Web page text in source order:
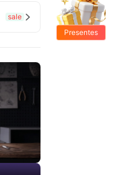
sale 
Presentes